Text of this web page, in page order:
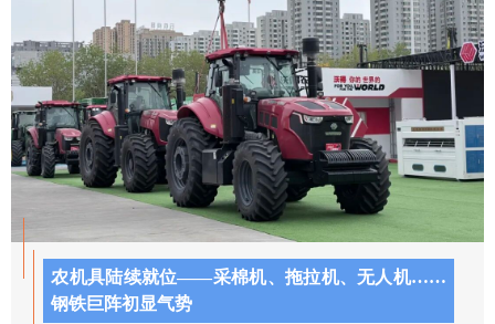
农机具陆续就位——采棉机、拖拉机、无人机……
钢铁巨阵初显气势